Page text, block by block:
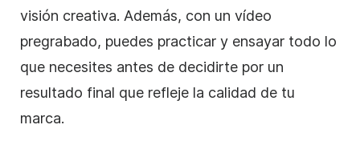
visión creativa. Además, con un vídeo
pregrabado, puedes practicar y ensayar todo lo
que necesites antes de decidirte por un
resultado final que refleje la calidad de tu
marca.